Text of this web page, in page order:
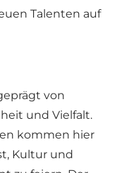
Talenten auf
von
und Vielfalt.
kommen hier
Kultur und